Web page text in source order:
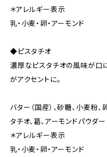
＊アレルギー表示
乳・小麦・卵・アーモンド
◆ピスタチオ
濃厚なピスタチオの風味が口
がアクセントに。
バター（国産）、砂糖、小麦粉
タチオ、葛、アーモンドパウダー
＊アレルギー表示
乳・小麦・卵・アーモンド